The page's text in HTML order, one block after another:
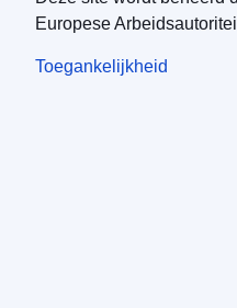
Europese
Toegankelijkheid